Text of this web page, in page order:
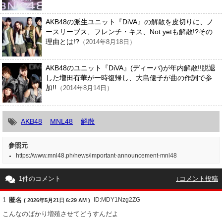
AKB48の派生ユニット『DiVA』の解散を皮切りに、ノ
ースリーブス、フレンチ・キス、Not yetも解散!?その
理由とは!? （2014年8月18日）
AKB48のユニット『DiVA』(ディーバ)が年内解散!!脱退
した増田有華が一時復帰し、大島優子が曲の作詞で参
加!! （2014年8月14日）
AKB48 MNL48 解散
参照元
https://www.mnl48.ph/news/important-announcement-mnl48
1件のコメント ↓コメント投稿
1 匿名 ( 2026年5月21日 6:29 AM ) ID:MDY1Nzg2ZG
こんなのばかり増殖させてどうすんだよ